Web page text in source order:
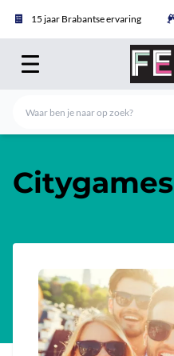
15 jaar Brabantse ervaring
Citygames